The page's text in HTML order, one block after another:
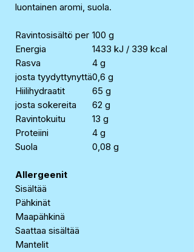
luontainen aromi, suola.
Ravintosisältö per 100 g
Energia
1433 kJ / 339 kcal
Rasva
4 g
josta tyydyttynyttä0,6 g
Hiilihydraatit
65 g
josta sokereita
62 g
Ravintokuitu
13 g
Proteiini
4 g
Suola
0,08 g
Allergeenit
Sisältää
Pähkinät
Maapähkinä
Saattaa sisältää
Mantelit